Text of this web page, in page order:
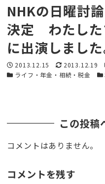
NHKの日曜討
決定 わたした
に出演しました
投稿日
2013.12.15 更新日
2013.12.19
カテゴリー
ライフ・年金・相続・税金 カ
この投稿
コメントはありません。
コメントを残す